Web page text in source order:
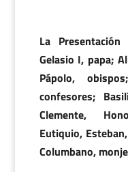
La
Gelasio I, papa;
Pápolo,
confesores;
Clemente,
Eutiquio,
Columbano,